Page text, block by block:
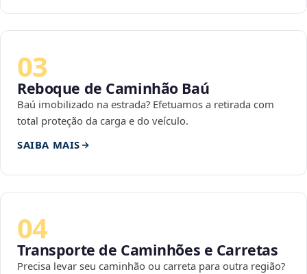
03
Reboque de Caminhão Baú
Baú imobilizado na estrada? Efetuamos a retirada com
total proteção da carga e do veículo.
SAIBA MAIS
04
Transporte de Caminhões e Carretas
Precisa levar seu caminhão ou carreta para outra região?